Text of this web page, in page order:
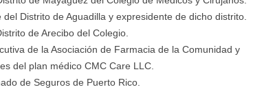
Distrito de Aguadilla y expresidente de dicho distrito.
de Arecibo del Colegio.
de la Asociación de Farmacia de la Comunidad y
del plan médico CMC Care LLC.
de Seguros de Puerto Rico.